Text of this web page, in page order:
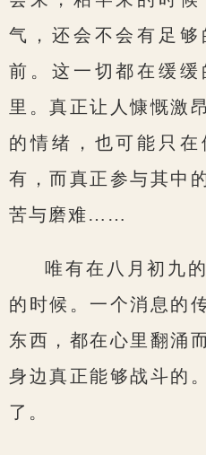
气，还会不会有足
前。这一切都在缓
里。真正让人慷慨激
的情绪，也可能只
有，而真正参与其中
苦与磨难……
唯有在八月初九
的时候。一个消息的
东西，都在心里翻涌
身边真正能够战斗的
了。